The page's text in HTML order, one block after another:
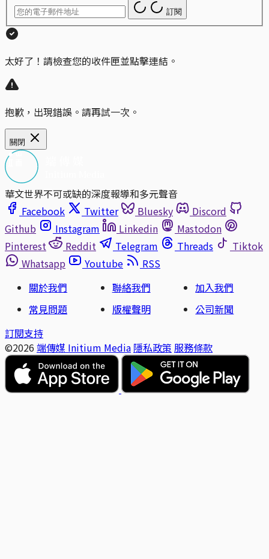
訂閱
太好了！請檢查您的收件匣並點擊連結。
抱歉，出現錯誤。請再試一次。
關閉
華文世界不可或缺的深度報導和多元聲音
Facebook
Twitter Bluesky
Discord
Github
Instagram Linkedin
Mastodon
Pinterest
Reddit Telegram Threads
Tiktok
Whatsapp
Youtube
RSS
關於我們
聯絡我們
加入我們
常見問題
版權聲明
公司新聞
訂閱支持
©2026 端傳媒 Initium Media 隱私政策 服務條款